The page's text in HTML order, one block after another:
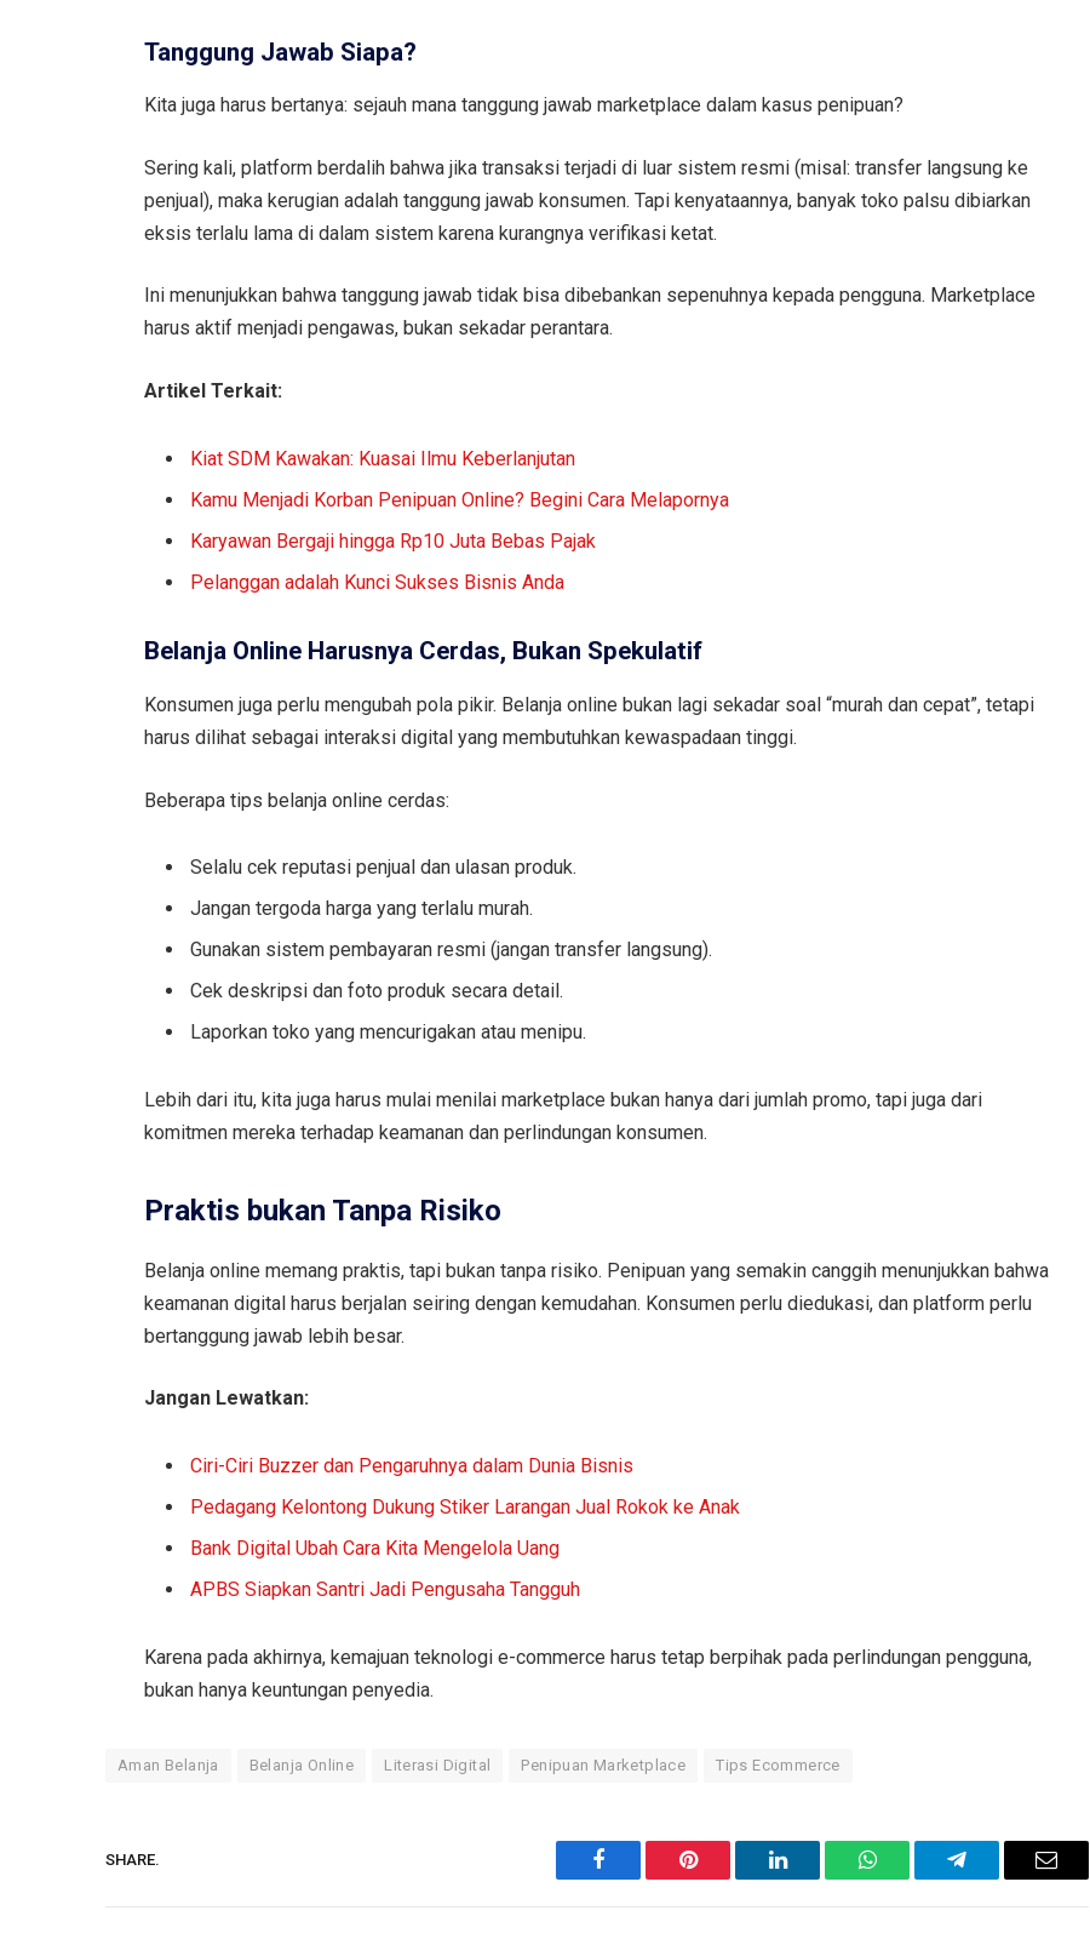
Tanggung Jawab Siapa?
Kita juga harus bertanya: sejauh mana tanggung jawab marketplace dalam kasus penipuan?
Sering kali, platform berdalih bahwa jika transaksi terjadi di luar sistem resmi (misal: transfer langsung ke
penjual), maka kerugian adalah tanggung jawab konsumen. Tapi kenyataannya, banyak toko palsu dibiarkan
eksis terlalu lama di dalam sistem karena kurangnya verifikasi ketat.
Ini menunjukkan bahwa tanggung jawab tidak bisa dibebankan sepenuhnya kepada pengguna. Marketplace
harus aktif menjadi pengawas, bukan sekadar perantara.
Artikel Terkait:
Kiat SDM Kawakan: Kuasai Ilmu Keberlanjutan
Kamu Menjadi Korban Penipuan Online? Begini Cara Melapornya
Karyawan Bergaji hingga Rp10 Juta Bebas Pajak
Pelanggan adalah Kunci Sukses Bisnis Anda
Belanja Online Harusnya Cerdas, Bukan Spekulatif
Konsumen juga perlu mengubah pola pikir. Belanja online bukan lagi sekadar soal “murah dan cepat”, tetapi
harus dilihat sebagai interaksi digital yang membutuhkan kewaspadaan tinggi.
Beberapa tips belanja online cerdas:
Selalu cek reputasi penjual dan ulasan produk.
Jangan tergoda harga yang terlalu murah.
Gunakan sistem pembayaran resmi (jangan transfer langsung).
Cek deskripsi dan foto produk secara detail.
Laporkan toko yang mencurigakan atau menipu.
Lebih dari itu, kita juga harus mulai menilai marketplace bukan hanya dari jumlah promo, tapi juga dari
komitmen mereka terhadap keamanan dan perlindungan konsumen.
Praktis bukan Tanpa Risiko
Belanja online memang praktis, tapi bukan tanpa risiko. Penipuan yang semakin canggih menunjukkan bahwa
keamanan digital harus berjalan seiring dengan kemudahan. Konsumen perlu diedukasi, dan platform perlu
bertanggung jawab lebih besar.
Jangan Lewatkan:
Ciri-Ciri Buzzer dan Pengaruhnya dalam Dunia Bisnis
Pedagang Kelontong Dukung Stiker Larangan Jual Rokok ke Anak
Bank Digital Ubah Cara Kita Mengelola Uang
APBS Siapkan Santri Jadi Pengusaha Tangguh
Karena pada akhirnya, kemajuan teknologi e-commerce harus tetap berpihak pada perlindungan pengguna,
bukan hanya keuntungan penyedia.
Aman Belanja Belanja Online Literasi Digital Penipuan Marketplace Tips Ecommerce
SHARE.
Facebook Pinterest LinkedIn WhatsAppTelegram Email